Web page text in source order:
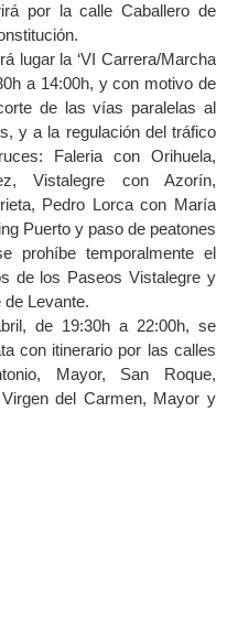
por la calle Caballero de
lugar la ‘VI Carrera/Marcha
a 14:00h, y con motivo de
de las vías paralelas al
y a la regulación del tráfico
Faleria con Orihuela,
Vistalegre con Azorín,
Pedro Lorca con María
Puerto y paso de peatones
prohíbe temporalmente el
de los Paseos Vistalegre y
Levante.
de 19:30h a 22:00h, se
con itinerario por las calles
Mayor, San Roque,
del Carmen, Mayor y